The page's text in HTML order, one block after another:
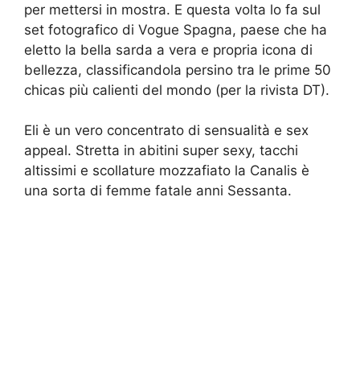
per mettersi in mostra. E questa volta lo fa sul
set fotografico di Vogue Spagna, paese che ha
eletto la bella sarda a vera e propria icona di
bellezza, classificandola persino tra le prime 50
chicas più calienti del mondo (per la rivista DT).
Eli è un vero concentrato di sensualità e sex
appeal. Stretta in abitini super sexy, tacchi
altissimi e scollature mozzafiato la Canalis è
una sorta di femme fatale anni Sessanta.